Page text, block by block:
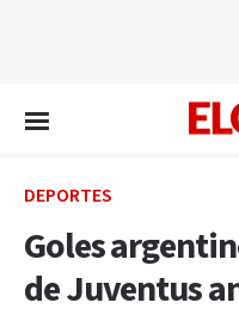
DEPORTES
Goles
de Juventus